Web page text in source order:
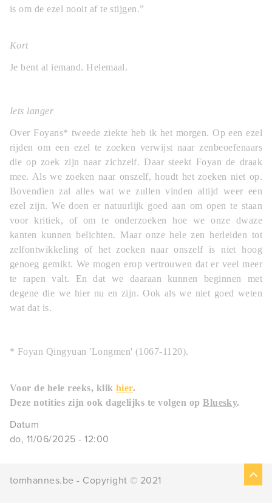
is om de ezel nooit af te stijgen.”
Kort
Je bent al iemand. Helemaal.
Iets langer
Over Foyans* tweede ziekte heb ik het morgen. Op een ezel
rijden om een ezel te zoeken verwijst naar zenbeoefenaars
die op zoek zijn naar zichzelf. Daar steekt Foyan de draak
mee. Als we zoeken naar onszelf, houdt het zoeken niet op.
Bovendien zal alles wat we zullen vinden altijd weer een
ezel zijn. We doen er natuurlijk goed aan om open te staan
voor kritiek, of om te onderzoeken hoe we onze dwaze
kanten kunnen belichten. Maar onze hele zen herleiden tot
zelfontwikkeling of het zoeken naar onszelf is niet hoog
genoeg gemikt. We mogen erop vertrouwen dat er veel meer
te rapen valt. En dat we daaraan kunnen beginnen met
degene die we hier nu en zijn. Ook als we niet goed weten
wat dat is.
* Foyan Qingyuan 'Longmen' (1067-1120).
Voor de hele reeks, klik hier.
Deze notities zijn ook dagelijks te volgen opBluesky.
Datum
do, 11/06/2025 - 12:00
tomhannes.be - Copyright © 2021